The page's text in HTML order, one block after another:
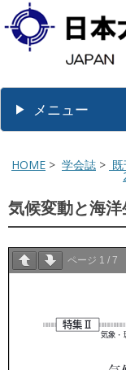
メニュー
HOME > 学会誌 > 既
気候変動と海
ページ 1 / 7